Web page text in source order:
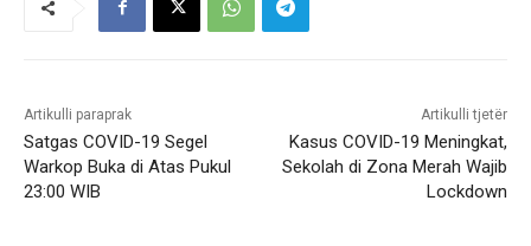
Artikulli paraprak
Satgas COVID-19 Segel
Warkop Buka di Atas Pukul
23:00 WIB
Artikulli tjetër
Kasus COVID-19 Meningkat,
Sekolah di Zona Merah Wajib
Lockdown